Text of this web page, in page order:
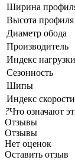
Ширина
Высота профиля
Диаметр обода
Производитель
Индекс нагрузки
Сезонность
Шипы
Индекс скорости
?Что означают
Отзывы
Отзывы
Нет оценок
Оставить отзыв